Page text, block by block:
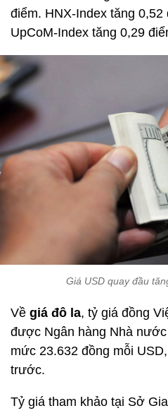
điểm. HNX-Index tăng
UpCoM-Index tăng 0,29
Giá USD quay đầu
Về giá đô la, tỷ giá đồng
được Ngân hàng Nhà
mức 23.632 đồng mỗi
trước.
Tỷ giá tham khảo tại Sở